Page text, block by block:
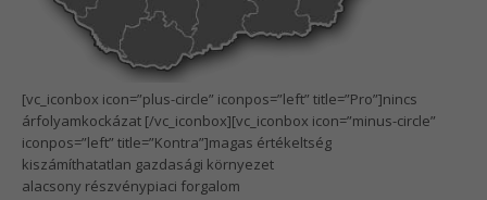
[vc_iconbox icon=”plus-circle” iconpos=”left” title=”Pro”]nincs
árfolyamkockázat [/vc_iconbox][vc_iconbox icon=”minus-circle”
iconpos=”left” title=”Kontra”]magas értékeltség
kiszámíthatatlan gazdasági környezet
alacsony részvénypiaci forgalom